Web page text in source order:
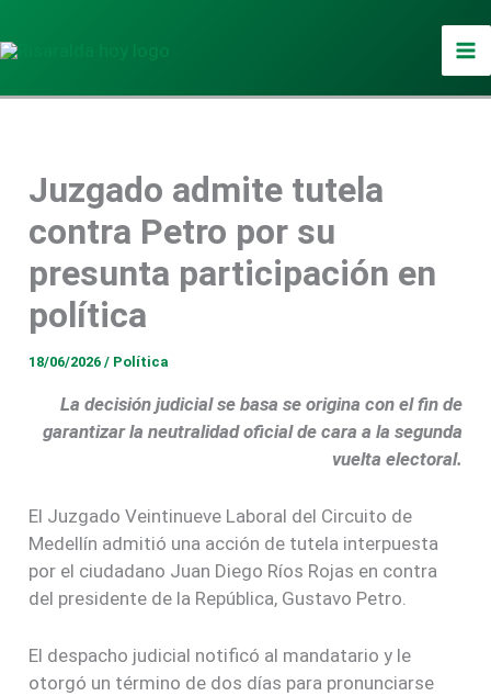
al
Juzgado admite tutela
contra Petro por su
presunta participación en
política
18/06/2026/ Política
La decisión judicial se basa se origina con el fin de
garantizar la neutralidad oficial de cara a la segunda
vuelta electoral.
El Juzgado Veintinueve Laboral del Circuito de
Medellín admitió una acción de tutela interpuesta
por el ciudadano Juan Diego Ríos Rojas en contra
del presidente de la República, Gustavo Petro.
El despacho judicial notificó al mandatario y le
otorgó un término de dos días para pronunciarse